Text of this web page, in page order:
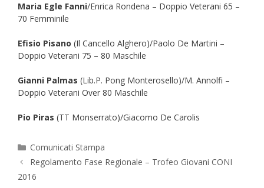
Maria Egle Fanni/Enrica Rondena – Doppio Veterani 65 –
70 Femminile
Efisio Pisano (Il Cancello Alghero)/Paolo De Martini –
Doppio Veterani 75 – 80 Maschile
Gianni Palmas (Lib.P. Pong Monterosello)/M. Annolfi –
Doppio Veterani Over 80 Maschile
Pio Piras (TT Monserrato)/Giacomo De Carolis
Categorie
Comunicati Stampa
Regolamento Fase Regionale – Trofeo Giovani CONI
2016